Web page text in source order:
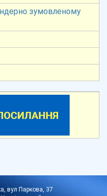
зумовленому
вул Паркова, 37